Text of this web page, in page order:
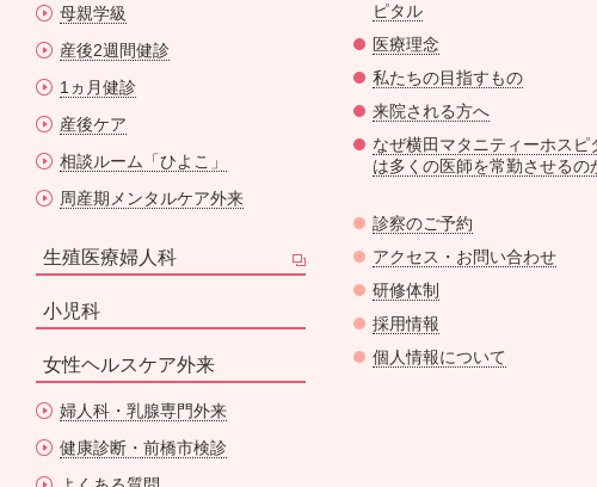
母親学級
産後2週間健診
1ヵ月健診
産後ケア
相談ルーム「ひよこ」
周産期メンタルケア外来
生殖医療婦人科
小児科
女性ヘルスケア外来
婦人科・乳腺専門外来
健康診断・前橋市検診
ピタル
医療理念
私たちの目指すもの
来院される方へ
なぜ横田マタニティーホスピ
は多くの医師を常勤させるの
診察のご予約
アクセス・お問い合わせ
研修体制
採用情報
個人情報について